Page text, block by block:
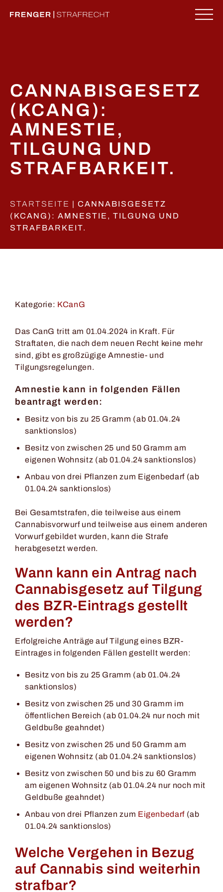
Inhalt
CANNABISGESETZ
(KCANG):
AMNESTIE,
TILGUNG UND
STRAFBARKEIT.
STARTSEITE | CANNABISGESETZ
(KCANG): AMNESTIE, TILGUNG UND
STRAFBARKEIT.
Kategorie: KCanG
Das CanG tritt am 01.04.2024 in Kraft. Für
Straftaten, die nach dem neuen Recht keine mehr
sind, gibt es großzügige Amnestie- und
Tilgungsregelungen.
Amnestie kann in folgenden Fällen
beantragt werden:
Besitz von bis zu 25 Gramm (ab 01.04.24
sanktionslos)
Besitz von zwischen 25 und 50 Gramm am
eigenen Wohnsitz (ab 01.04.24 sanktionslos)
Anbau von drei Pflanzen zum Eigenbedarf (ab
01.04.24 sanktionslos)
Bei Gesamtstrafen, die teilweise aus einem
Cannabisvorwurf und teilweise aus einem anderen
Vorwurf gebildet wurden, kann die Strafe
herabgesetzt werden.
Wann kann ein Antrag nach
Cannabisgesetz auf Tilgung
des BZR-Eintrags gestellt
werden?
Erfolgreiche Anträge auf Tilgung eines BZR-
Eintrages in folgenden Fällen gestellt werden:
Besitz von bis zu 25 Gramm (ab 01.04.24
sanktionslos)
Besitz von zwischen 25 und 30 Gramm im
öffentlichen Bereich (ab 01.04.24 nur noch mit
Geldbuße geahndet)
Besitz von zwischen 25 und 50 Gramm am
eigenen Wohnsitz (ab 01.04.24 sanktionslos)
Besitz von zwischen 50 und bis zu 60 Gramm
am eigenen Wohnsitz (ab 01.04.24 nur noch mit
Geldbuße geahndet)
Anbau von drei Pflanzen zum Eigenbedarf (ab
01.04.24 sanktionslos)
Welche Vergehen in Bezug
auf Cannabis sind weiterhin
strafbar?